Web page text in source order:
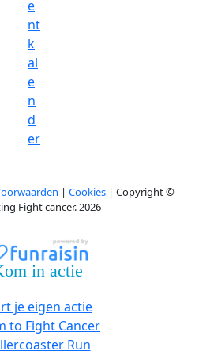
e
nt
k
al
e
n
d
er
| Cookies| Copyright ©
Fight cancer. 2026
in actie
je eigen actie
to Fight Cancer
Run